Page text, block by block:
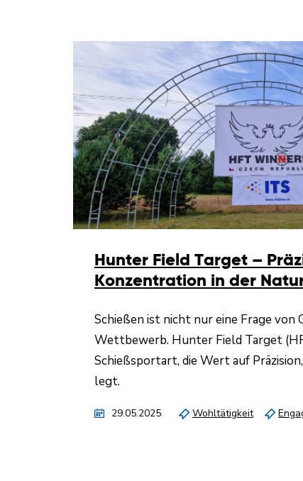
Hunter Field Target –
Konzentration in der
Schießen ist nicht nur eine Frage von
Wettbewerb. Hunter Field Target
Schießsportart, die Wert auf
legt.
29.05.2025 Wohltätigkeit